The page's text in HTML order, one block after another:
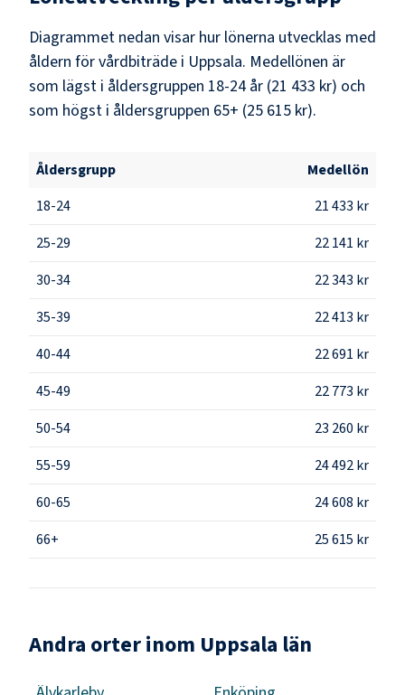
Diagrammet nedan visar hur lönerna utvecklas med
åldern för vårdbiträde i Uppsala. Medellönen är
som lägst i åldersgruppen 18-24 år (21 433 kr) och
som högst i åldersgruppen 65+ (25 615 kr).
Åldersgrupp
Medellön
18-24
21 433 kr
25-29
22 141 kr
30-34
22 343 kr
35-39
22 413 kr
40-44
22 691 kr
45-49
22 773 kr
50-54
23 260 kr
55-59
24 492 kr
60-65
24 608 kr
66+
25 615 kr
Andra orter inom Uppsala län